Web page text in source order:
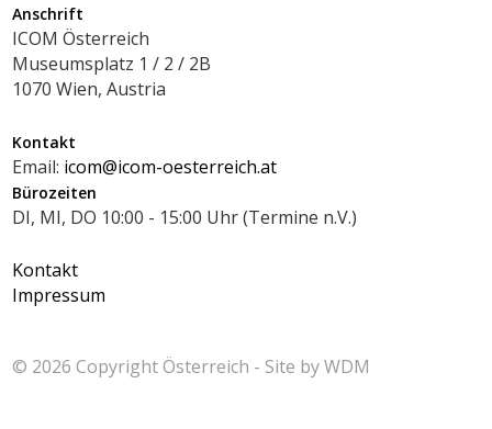
Anschrift
ICOM Österreich
Museumsplatz 1 / 2 / 2B
1070 Wien, Austria
Kontakt
Email: icom@icom-oesterreich.at
Bürozeiten
DI, MI, DO 10:00 - 15:00 Uhr (Termine n.V.)
Kontakt
Impressum
© 2026 CopyrightÖsterreich - Site byWDM